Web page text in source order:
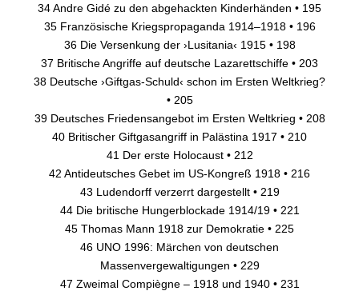
34 Andre Gidé zu den abgehackten Kinderhänden • 195
35 Französische Kriegspropaganda 1914–1918 • 196
36 Die Versenkung der ›Lusitania‹ 1915 • 198
37 Britische Angriffe auf deutsche Lazarettschiffe • 203
38 Deutsche ›Giftgas-Schuld‹ schon im Ersten Weltkrieg?
• 205
39 Deutsches Friedensangebot im Ersten Weltkrieg • 208
40 Britischer Giftgasangriff in Palästina 1917 • 210
41 Der erste Holocaust • 212
42 Antideutsches Gebet im US-Kongreß 1918 • 216
43 Ludendorff verzerrt dargestellt • 219
44 Die britische Hungerblockade 1914/19 • 221
45 Thomas Mann 1918 zur Demokratie • 225
46 UNO 1996: Märchen von deutschen
Massenvergewaltigungen • 229
47 Zweimal Compiègne – 1918 und 1940 • 231